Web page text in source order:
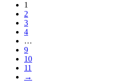
1
2
3
4
…
9
10
11
→